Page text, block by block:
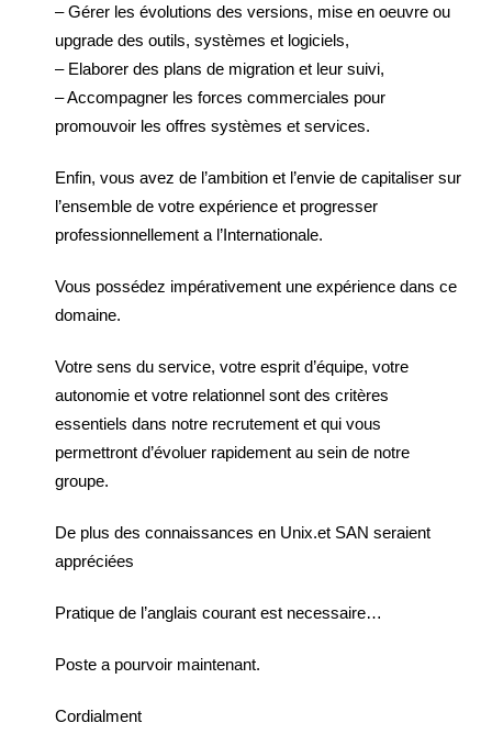
– Gérer les évolutions des versions, mise en oeuvre ou
upgrade des outils, systèmes et logiciels,
– Elaborer des plans de migration et leur suivi,
– Accompagner les forces commerciales pour
promouvoir les offres systèmes et services.
Enfin, vous avez de l’ambition et l’envie de capitaliser sur
l’ensemble de votre expérience et progresser
professionnellement a l’Internationale.
Vous possédez impérativement une expérience dans ce
domaine.
Votre sens du service, votre esprit d’équipe, votre
autonomie et votre relationnel sont des critères
essentiels dans notre recrutement et qui vous
permettront d’évoluer rapidement au sein de notre
groupe.
De plus des connaissances en Unix.et SAN seraient
appréciées
Pratique de l’anglais courant est necessaire…
Poste a pourvoir maintenant.
Cordialment